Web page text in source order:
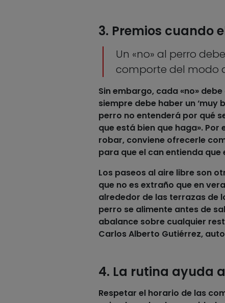
3. Premios cuando
Un «no» al perro
comporte del modo
Sin embargo, cada «no»
siempre debe haber un ‘muy
perro no entenderá por qué
que está bien que haga».
robar, conviene ofrecerle
para que el can entienda que
Los paseos al aire libre son
que no es extraño que en
alrededor de las terrazas de
perro se alimente antes de
abalance sobre cualquier
Carlos Alberto Gutiérrez,
4. La rutina ayuda
Respetar el horario de las